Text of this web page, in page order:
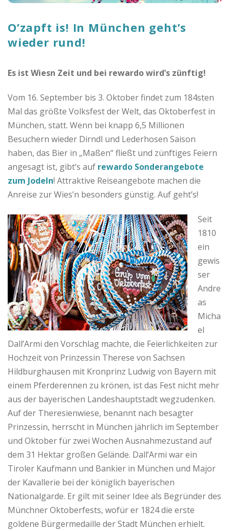
o
C
a
s
h
b
a
c
k
B
l
o
g
O’zapft is! In München geht’s
wieder rund!
Es ist Wiesn Zeit und bei rewardo wird’s zünftig!
Vom 16. September bis 3. Oktober findet zum 184sten
Mal das größte Volksfest der Welt, das Oktoberfest in
München, statt. Wenn bei knapp 6,5 Millionen
Besuchern wieder Dirndl und Lederhosen Saison
haben, das Bier in „Maßen“ fließt und zünftiges Feiern
angesagt ist, gibt‘s auf rewardo Sonderangebote
zum Jodeln! Attraktive Reiseangebote machen die
Anreise zur Wies’n besonders günstig. Auf geht’s!
Seit
1810
ein
gewis
ser
Andre
as
Micha
el
Dall’Armi den Vorschlag machte, die Feierlichkeiten zur
Hochzeit von Prinzessin Therese von Sachsen
Hildburghausen mit Kronprinz Ludwig von Bayern mit
einem Pferderennen zu krönen, ist das Fest nicht mehr
aus der bayerischen Landeshauptstadt wegzudenken.
Auf der Theresienwiese, benannt nach besagter
Prinzessin, herrscht in München jährlich im September
und Oktober für zwei Wochen Ausnahmezustand auf
dem 31 Hektar großen Gelände. Dall’Armi war ein
Tiroler Kaufmann und Bankier in München und Major
der Kavallerie bei der königlich bayerischen
Nationalgarde. Er gilt mit seiner Idee als Begründer des
Münchner Oktoberfests, wofür er 1824 die erste
goldene Bürgermedaille der Stadt München erhielt.